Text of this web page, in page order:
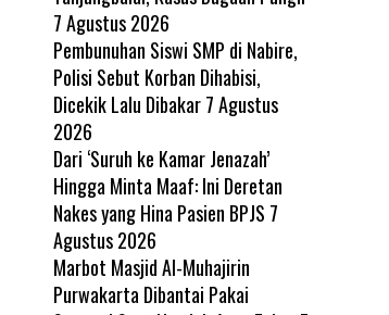
7 Agustus 2026
Pembunuhan Siswi SMP di Nabire,
Polisi Sebut Korban Dihabisi,
Dicekik Lalu Dibakar 7 Agustus
2026
Dari ‘Suruh ke Kamar Jenazah’
Hingga Minta Maaf: Ini Deretan
Nakes yang Hina Pasien BPJS 7
Agustus 2026
Marbot Masjid Al-Muhajirin
Purwakarta Dibantai Pakai